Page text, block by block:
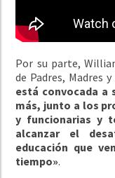
Por su parte,
de Padres, Madres
está convocada a
más, junto a los
y funcionarias y
alcanzar el
educación que
tiempo».